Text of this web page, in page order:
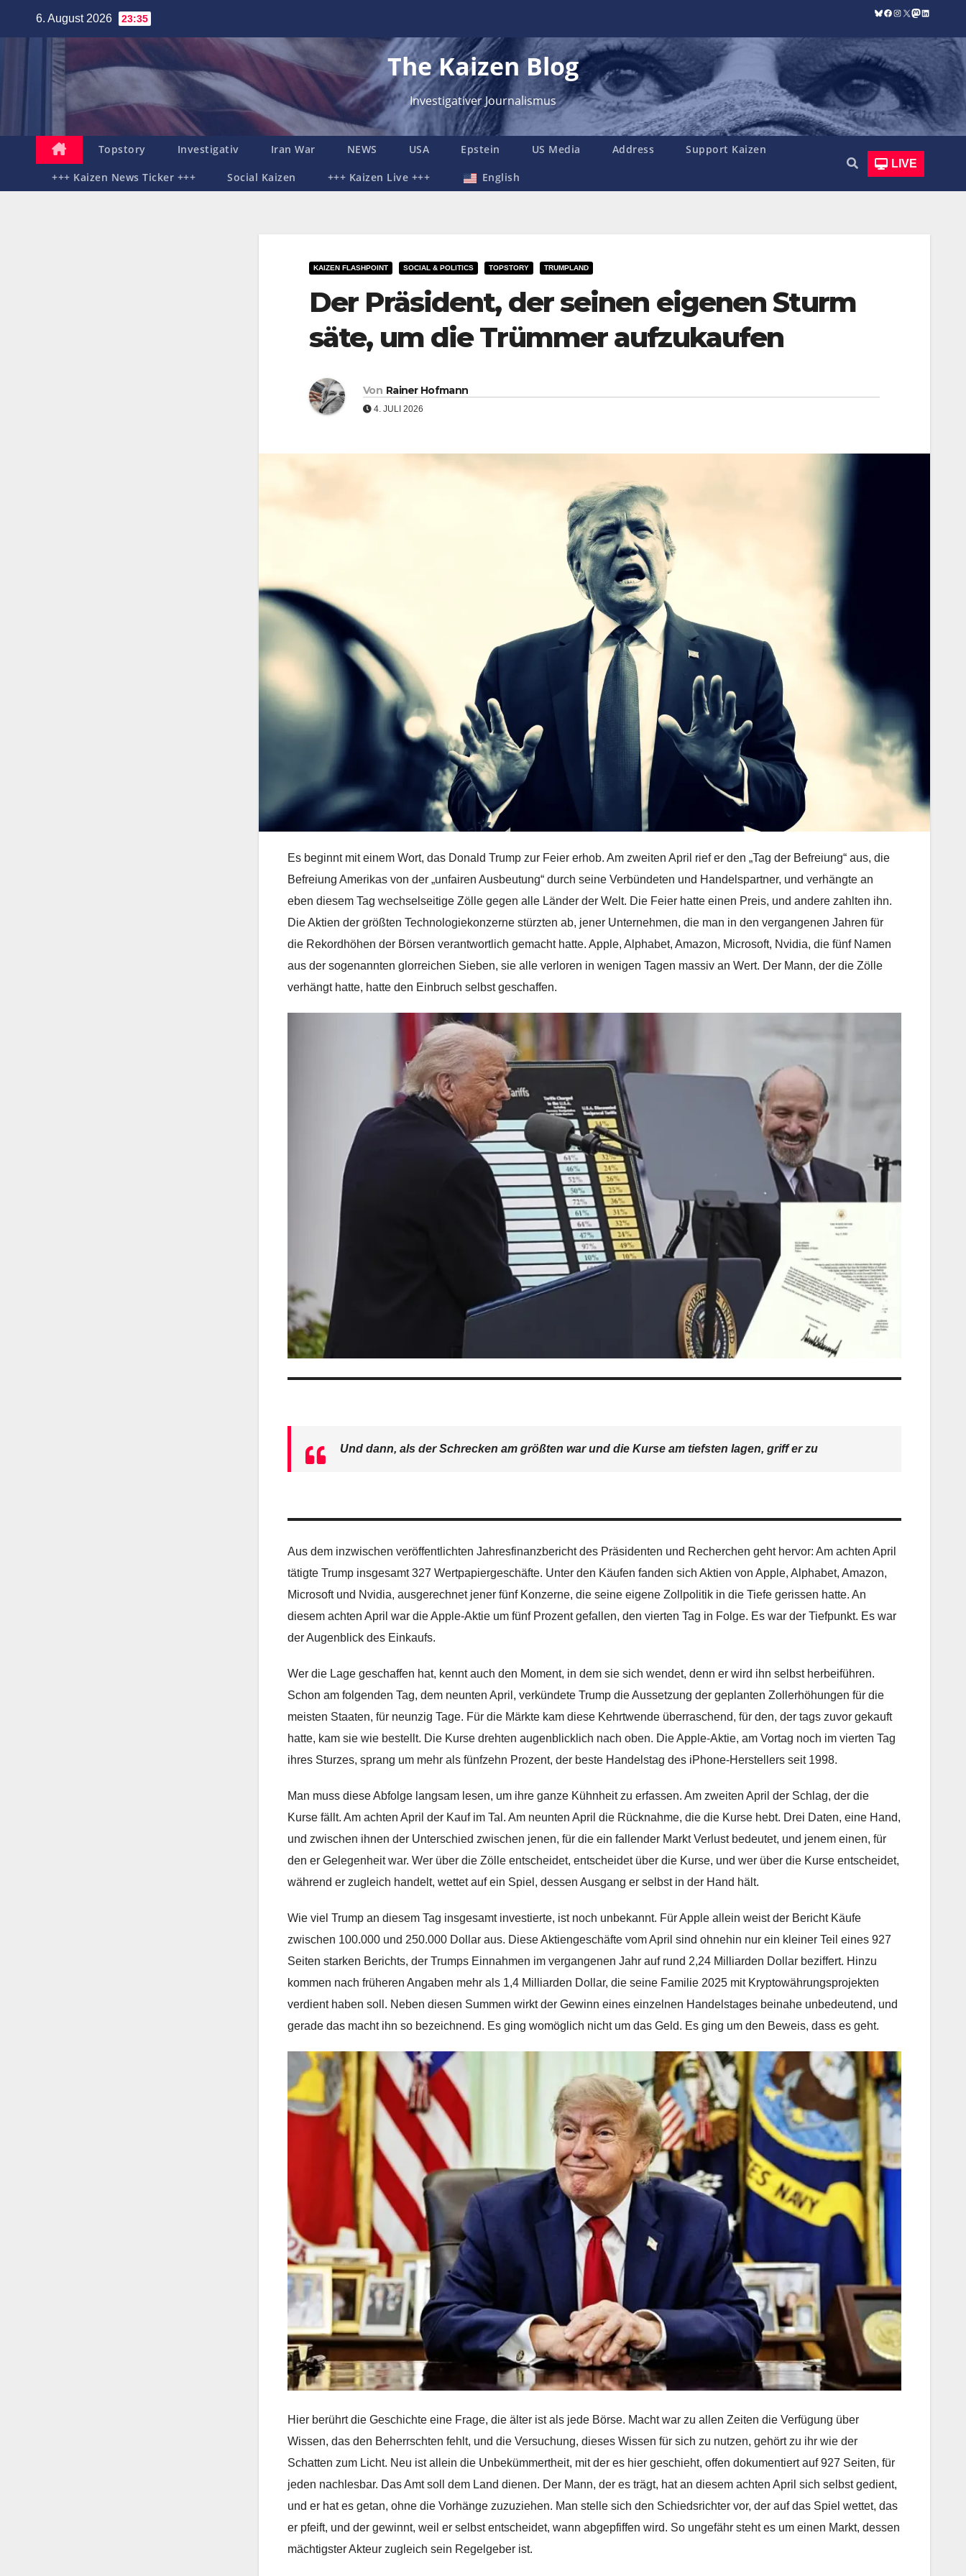
6. August 2026 23:35
Bluesky
Facebook
Instagram
X Mastodon
LinkedIn
The Kaizen Blog
Investigativer Journalismus
Topstory Investigativ Iran War NEWS USA Epstein US Media Address Support Kaizen
+++ Kaizen News Ticker +++ Social Kaizen +++ Kaizen Live +++ English
LIVE
KAIZEN FLASHPOINT SOCIAL & POLITICS TOPSTORY TRUMPLAND
Der Präsident, der seinen eigenen Sturm
säte, um die Trümmer aufzukaufen
Von Rainer Hofmann
4. JULI 2026
Es beginnt mit einem Wort, das Donald Trump zur Feier erhob. Am zweiten April rief er den „Tag der Befreiung“ aus, die
Befreiung Amerikas von der „unfairen Ausbeutung“ durch seine Verbündeten und Handelspartner, und verhängte an
eben diesem Tag wechselseitige Zölle gegen alle Länder der Welt. Die Feier hatte einen Preis, und andere zahlten ihn.
Die Aktien der größten Technologiekonzerne stürzten ab, jener Unternehmen, die man in den vergangenen Jahren für
die Rekordhöhen der Börsen verantwortlich gemacht hatte. Apple, Alphabet, Amazon, Microsoft, Nvidia, die fünf Namen
aus der sogenannten glorreichen Sieben, sie alle verloren in wenigen Tagen massiv an Wert. Der Mann, der die Zölle
verhängt hatte, hatte den Einbruch selbst geschaffen.
Und dann, als der Schrecken am größten war und die Kurse am tiefsten lagen, griff er zu
Aus dem inzwischen veröffentlichten Jahresfinanzbericht des Präsidenten und Recherchen geht hervor: Am achten April
tätigte Trump insgesamt 327 Wertpapiergeschäfte. Unter den Käufen fanden sich Aktien von Apple, Alphabet, Amazon,
Microsoft und Nvidia, ausgerechnet jener fünf Konzerne, die seine eigene Zollpolitik in die Tiefe gerissen hatte. An
diesem achten April war die Apple-Aktie um fünf Prozent gefallen, den vierten Tag in Folge. Es war der Tiefpunkt. Es war
der Augenblick des Einkaufs.
Wer die Lage geschaffen hat, kennt auch den Moment, in dem sie sich wendet, denn er wird ihn selbst herbeiführen.
Schon am folgenden Tag, dem neunten April, verkündete Trump die Aussetzung der geplanten Zollerhöhungen für die
meisten Staaten, für neunzig Tage. Für die Märkte kam diese Kehrtwende überraschend, für den, der tags zuvor gekauft
hatte, kam sie wie bestellt. Die Kurse drehten augenblicklich nach oben. Die Apple-Aktie, am Vortag noch im vierten Tag
ihres Sturzes, sprang um mehr als fünfzehn Prozent, der beste Handelstag des iPhone-Herstellers seit 1998.
Man muss diese Abfolge langsam lesen, um ihre ganze Kühnheit zu erfassen. Am zweiten April der Schlag, der die
Kurse fällt. Am achten April der Kauf im Tal. Am neunten April die Rücknahme, die die Kurse hebt. Drei Daten, eine Hand,
und zwischen ihnen der Unterschied zwischen jenen, für die ein fallender Markt Verlust bedeutet, und jenem einen, für
den er Gelegenheit war. Wer über die Zölle entscheidet, entscheidet über die Kurse, und wer über die Kurse entscheidet,
während er zugleich handelt, wettet auf ein Spiel, dessen Ausgang er selbst in der Hand hält.
Wie viel Trump an diesem Tag insgesamt investierte, ist noch unbekannt. Für Apple allein weist der Bericht Käufe
zwischen 100.000 und 250.000 Dollar aus. Diese Aktiengeschäfte vom April sind ohnehin nur ein kleiner Teil eines 927
Seiten starken Berichts, der Trumps Einnahmen im vergangenen Jahr auf rund 2,24 Milliarden Dollar beziffert. Hinzu
kommen nach früheren Angaben mehr als 1,4 Milliarden Dollar, die seine Familie 2025 mit Kryptowährungsprojekten
verdient haben soll. Neben diesen Summen wirkt der Gewinn eines einzelnen Handelstages beinahe unbedeutend, und
gerade das macht ihn so bezeichnend. Es ging womöglich nicht um das Geld. Es ging um den Beweis, dass es geht.
Hier berührt die Geschichte eine Frage, die älter ist als jede Börse. Macht war zu allen Zeiten die Verfügung über
Wissen, das den Beherrschten fehlt, und die Versuchung, dieses Wissen für sich zu nutzen, gehört zu ihr wie der
Schatten zum Licht. Neu ist allein die Unbekümmertheit, mit der es hier geschieht, offen dokumentiert auf 927 Seiten, für
jeden nachlesbar. Das Amt soll dem Land dienen. Der Mann, der es trägt, hat an diesem achten April sich selbst gedient,
und er hat es getan, ohne die Vorhänge zuzuziehen. Man stelle sich den Schiedsrichter vor, der auf das Spiel wettet, das
er pfeift, und der gewinnt, weil er selbst entscheidet, wann abgepfiffen wird. So ungefähr steht es um einen Markt, dessen
mächtigster Akteur zugleich sein Regelgeber ist.